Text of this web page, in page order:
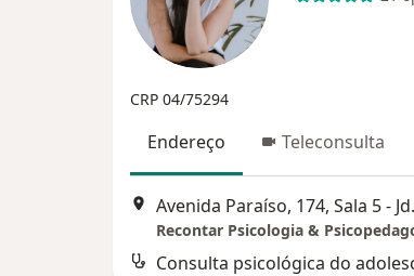
CRP 04/75294
Endereço Teleconsulta
Recontar Psicologia &
Consulta psicológica do